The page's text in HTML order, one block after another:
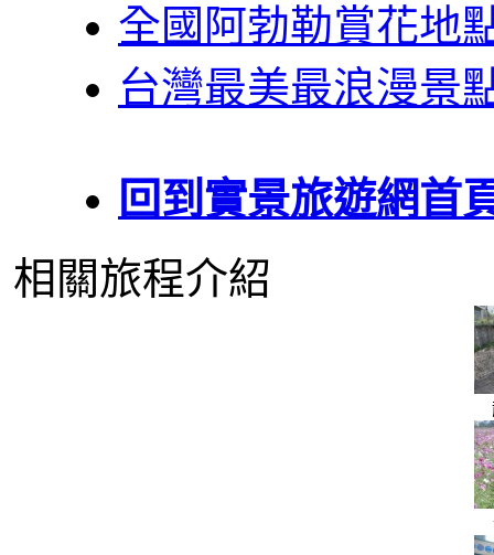
全國阿勃勒賞花地
台灣最美最浪漫景
回到實景旅遊網首
相關旅程介紹